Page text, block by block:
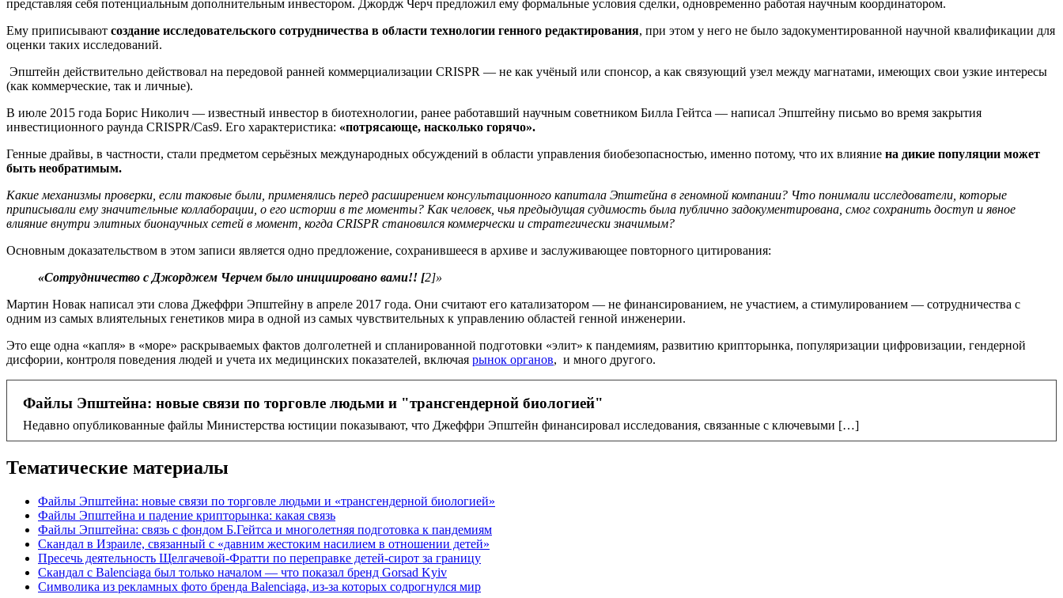
представляя себя потенциальным дополнительным инвестором. Джордж Черч предложил ему формальные условия сделки, одновременно работая научным координатором.
Ему приписывают создание исследовательского сотрудничества в области технологии генного редактирования, при этом у него не было задокументированной научной квалификации для
оценки таких исследований.
Эпштейн действительно действовал на передовой ранней коммерциализации CRISPR — не как учёный или спонсор, а как связующий узел между магнатами, имеющих свои узкие интересы
(как коммерческие, так и личные).
В июле 2015 года Борис Николич — известный инвестор в биотехнологии, ранее работавший научным советником Билла Гейтса — написал Эпштейну письмо во время закрытия
инвестиционного раунда CRISPR/Cas9. Его характеристика: «потрясающе, насколько горячо».
Генные драйвы, в частности, стали предметом серьёзных международных обсуждений в области управления биобезопасностью, именно потому, что их влияние на дикие популяции может
быть необратимым.
Какие механизмы проверки, если таковые были, применялись перед расширением консультационного капитала Эпштейна в геномной компании? Что понимали исследователи, которые
приписывали ему значительные коллаборации, о его истории в те моменты? Как человек, чья предыдущая судимость была публично задокументирована, смог сохранить доступ и явное
влияние внутри элитных бионаучных сетей в момент, когда CRISPR становился коммерчески и стратегически значимым?
Основным доказательством в этом записи является одно предложение, сохранившееся в архиве и заслуживающее повторного цитирования:
«Сотрудничество с Джорджем Черчем было инициировано вами!! [2]»
Мартин Новак написал эти слова Джеффри Эпштейну в апреле 2017 года. Они считают его катализатором — не финансированием, не участием, а стимулированием — сотрудничества с
одним из самых влиятельных генетиков мира в одной из самых чувствительных к управлению областей генной инженерии.
Это еще одна «капля» в «море» раскрываемых фактов долголетней и спланированной подготовки «элит» к пандемиям, развитию крипторынка, популяризации цифровизации, гендерной
дисфории, контроля поведения людей и учета их медицинских показателей, включая рынок органов, и много другого.
Файлы Эпштейна: новые связи по торговле людьми и "трансгендерной биологией"
Недавно опубликованные файлы Министерства юстиции показывают, что Джеффри Эпштейн финансировал исследования, связанные с ключевыми […]
Тематические материалы
Файлы Эпштейна: новые связи по торговле людьми и «трансгендерной биологией»
Файлы Эпштейна и падение крипторынка: какая связь
Файлы Эпштейна: связь с фондом Б.Гейтса и многолетняя подготовка к пандемиям
Скандал в Израиле, связанный с «давним жестоким насилием в отношении детей»
Пресечь деятельность Щелгачевой-Фратти по переправке детей-сирот за границу
Скандал с Balenciaga был только началом — что показал бренд Gorsad Kyiv
Символика из рекламных фото бренда Balenciaga, из-за которых содрогнулся мир